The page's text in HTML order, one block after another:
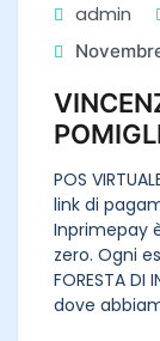
admin
POS
link di
Inprimepay
zero. Ogni
FORESTA
dove